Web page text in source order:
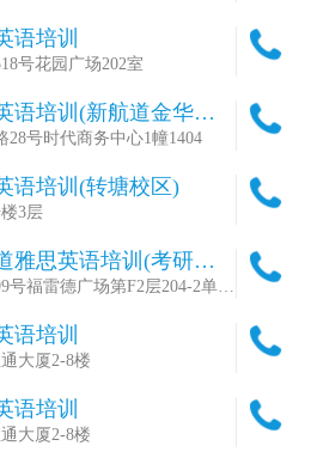
语培训
号花园广场202室
语培训(新航道金华学
28号时代商务中心1幢1404
语培训(转塘校区)
3层
雅思英语培训(考研集
福雷德广场第F2层204-2单元
语培训
大厦2-8楼
语培训
大厦2-8楼